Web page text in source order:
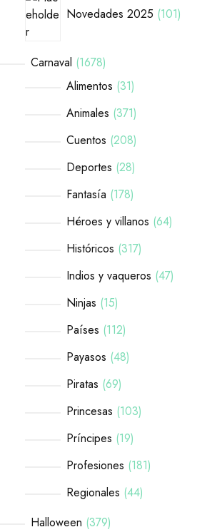
Novedades 2025 101
Carnaval 1678
Alimentos 31
Animales 371
Cuentos 208
Deportes 28
Fantasía 178
Héroes y villanos 64
Históricos 317
Indios y vaqueros 47
Ninjas 15
Países 112
Payasos 48
Piratas 69
Princesas 103
Príncipes 19
Profesiones 181
Regionales 44
Halloween 379